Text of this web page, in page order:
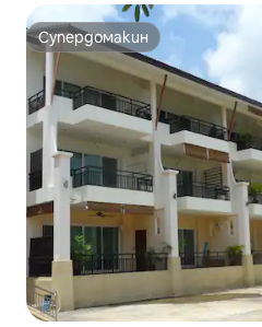
Супердомакин
Супердомакин